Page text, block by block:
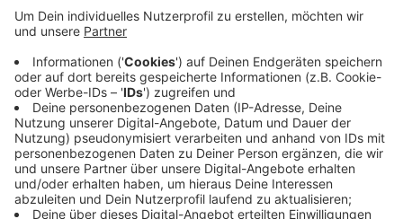
Anzeige
Laut der Bezirksregierung soll das dafür sorgen, dass
die Grundstücke dort rechtlich erschlossen werden
können. Das bedeutet auch, dass beispielsweise
Feldwege ausgebaut werden sollen. Dazu laufen
gerade die Arbeiten im Hintergrund. Viele Wege laufen
demnach nicht entlang der Grundstücksgrenzen -
sondern mitten durch. Das führt zwischen